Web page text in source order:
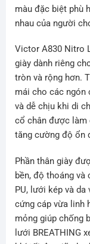
màu đặc biệt phù
nhau của người
Victor A830 Nitro
giày dành riêng
tròn và rộng hơn.
mái cho các ngón
và dễ chịu khi di
cổ chân được làm
tăng cường độ ổn
Phần thân giày
bền, độ thoáng
PU, lưới kép và
cứng cáp vừa linh
mỏng giúp chống
lưới BREATHING